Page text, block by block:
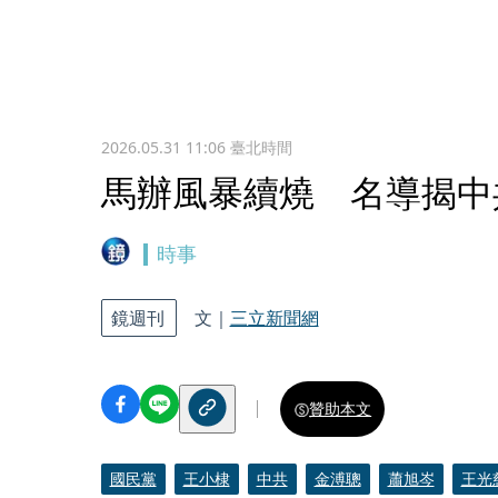
2026.05.31 11:06臺北時間
馬辦風暴續燒 名導揭中
時事
鏡週刊 文｜ 三立新聞網
贊助本文
國民黨 王小棣 中共 金溥聰 蕭旭岑 王光